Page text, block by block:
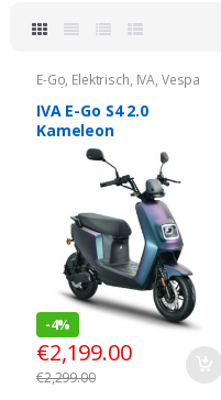
E-Go, Elektrisch, IVA, Vespa
Look
IVA E-Go S4 2.0
Kameleon
-4%
€2,199.00
€2,299.00